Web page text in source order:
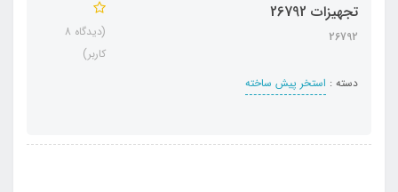
تجهیزات 26792
26792
دسته : استخر پیش ساخته
(دیدگاه 8
کاربر)